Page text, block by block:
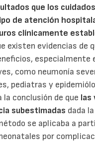
que los
de atención
clínicamente
existen evidencias de
especialmente
como neumonía
pediatras y
conclusión de que las
subestimadas dada
se aplicaba a
por